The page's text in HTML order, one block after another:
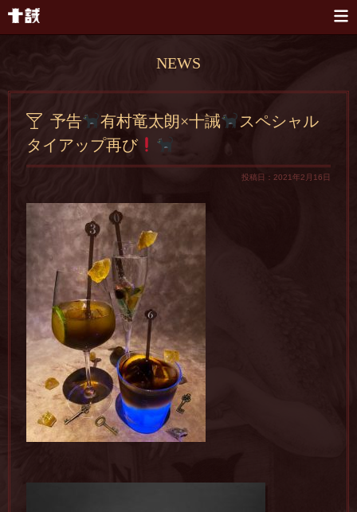
NEWS
予告 有村竜太朗×十誡
スペシャル
タイアップ再び
投稿日：2021年2月16日